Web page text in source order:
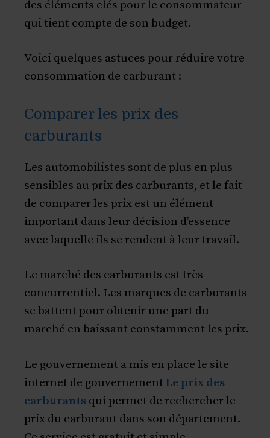
des éléments clés pour le consommateur
qui tient compte de son budget.
Voici quelques astuces pour réduire votre
consommation de carburant :
Comparer les prix des
carburants
Les automobilistes sont de plus en plus
sensibles au prix des carburants, et le fait
de comparer les prix est un élément
important dans leur décision d’essence
avec laquelle ils se rendent à leur travail.
Le marché des carburants est très
concurrentiel. Les marques de carburants
se battent pour obtenir une part du
marché en baissant constamment les prix.
Le gouvernement a mis en place le site
internet de gouvernement Le prix des
carburants qui permet de rechercher le
prix du carburant dans son département.